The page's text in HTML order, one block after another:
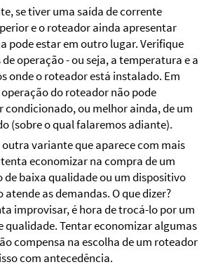
se tiver uma saída de corrente
e o roteador ainda apresentar
pode estar em outro lugar. Verifique
operação - ou seja, a temperatura e a
onde o roteador está instalado. Em
do roteador não pode
condicionado, ou melhor ainda, de um
(sobre o qual falaremos adiante).
variante que aparece com mais
economizar na compra de um
baixa qualidade ou um dispositivo
as demandas. O que dizer?
improvisar, é hora de trocá-lo por um
qualidade. Tentar economizar algumas
compensa na escolha de um roteador
com antecedência.